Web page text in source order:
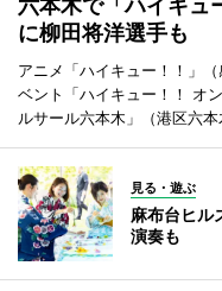
六本木で「ハイキ
に柳田将洋選手も
アニメ「ハイキュー！！」
ベント「ハイキュー！！ オ
ルサール六本木」（港区六本
見る・遊ぶ
麻布台ヒ
演奏も